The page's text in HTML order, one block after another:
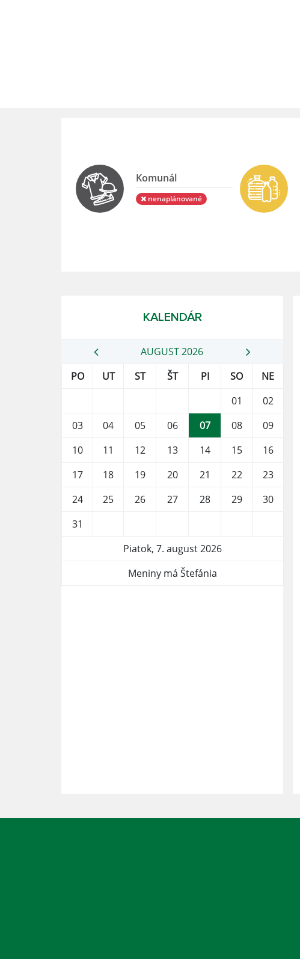
Komunál
nenaplánované
KALENDÁR
AUGUST 2026
PO
UT ST ŠT PI SO
NE
01
02
03
04 05 06 07 08
09
10
11 12 13 14 15
16
17
18 19 20 21 22
23
24
25 26 27 28 29
30
31
Piatok, 7. august 2026
Meniny má Štefánia